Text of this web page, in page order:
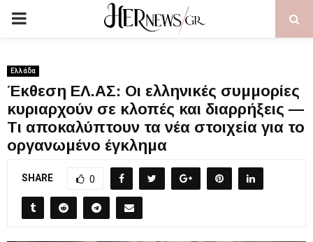
PRIMARY
Ελλάδα
Έκθεση ΕΛ.ΑΣ: Οι ελληνικές συμμορίες
κυριαρχούν σε κλοπές και διαρρήξεις —
Τι αποκαλύπτουν τα νέα στοιχεία για το
οργανωμένο έγκλημα
SHARE 0